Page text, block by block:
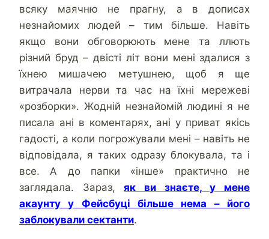
всяку маячню не прагну, а в дописах
незнайомих людей – тим більше. Навіть
якщо вони обговорюють мене та ллють
різний бруд – двісті літ вони мені здалися з
їхнею мишачею метушнею, щоб я ще
витрачала нерви та час на їхні мережеві
«розборки». Жодній незнайомій людині я не
писала ані в коментарях, ані у приват якісь
гадості, а коли погрожували мені – навіть не
відповідала, я таких одразу блокувала, та і
все. А до папки «інше» практично не
заглядала. Зараз,як ви знаєте, у мене
акаунту у Фейсбуці більше нема – його
заблокували сектанти.